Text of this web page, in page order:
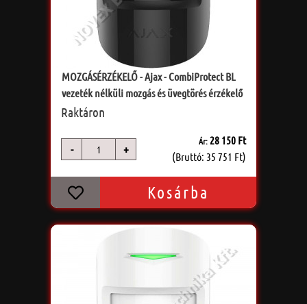
MOZGÁSÉRZÉKELŐ - Ajax - CombiProtect BL
vezeték nélküli mozgás és üvegtörés érzékelő
Raktáron
- +
Ár:28 150 Ft
(Bruttó: 35 751 Ft)
Kosárba